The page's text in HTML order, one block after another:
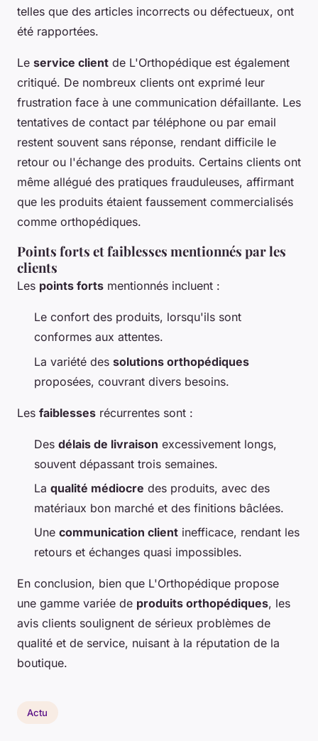
telles que des articles incorrects ou défectueux, ont
été rapportées.
Le service client de L'Orthopédique est également
critiqué. De nombreux clients ont exprimé leur
frustration face à une communication défaillante. Les
tentatives de contact par téléphone ou par email
restent souvent sans réponse, rendant difficile le
retour ou l'échange des produits. Certains clients ont
même allégué des pratiques frauduleuses, affirmant
que les produits étaient faussement commercialisés
comme orthopédiques.
Points forts et faiblesses mentionnés par les
clients
Les points forts mentionnés incluent :
Le confort des produits, lorsqu'ils sont
conformes aux attentes.
La variété des solutions orthopédiques
proposées, couvrant divers besoins.
Les faiblesses récurrentes sont :
Des délais de livraison excessivement longs,
souvent dépassant trois semaines.
La qualité médiocre des produits, avec des
matériaux bon marché et des finitions bâclées.
Une communication client inefficace, rendant les
retours et échanges quasi impossibles.
En conclusion, bien que L'Orthopédique propose
une gamme variée de produits orthopédiques, les
avis clients soulignent de sérieux problèmes de
qualité et de service, nuisant à la réputation de la
boutique.
Actu